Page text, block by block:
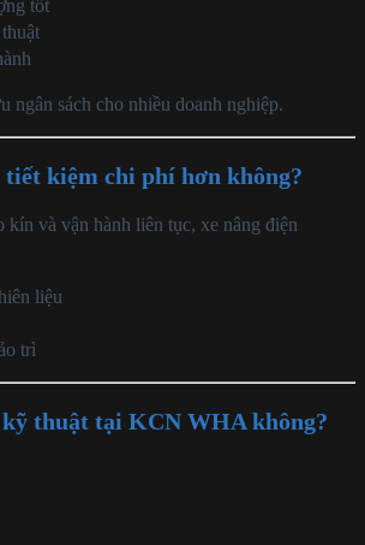
tốt
ngân sách cho nhiều doanh nghiệp.
tiết kiệm chi phí hơn không?
và vận hành liên tục, xe nâng điện
liệu
trì
thuật tại KCN WHA không?